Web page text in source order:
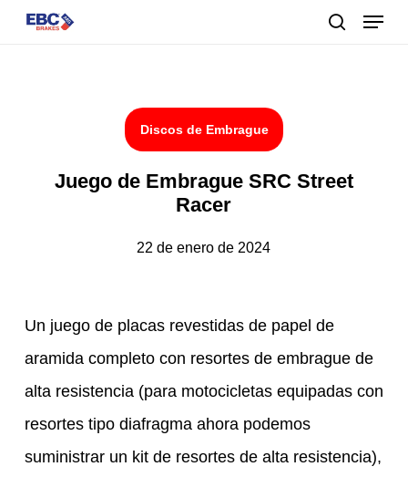
Skip
Menu
Discos de Embrague
Juego de Embrague SRC Street
Racer
22 de enero de 2024
Un juego de placas revestidas de papel de
aramida completo con resortes de embrague de
alta resistencia (para motocicletas equipadas con
resortes tipo diafragma ahora podemos
suministrar un kit de resortes de alta resistencia),